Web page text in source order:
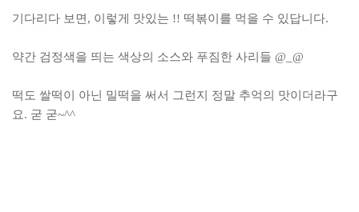
기다리다 보면, 이렇게 맛있는 !! 떡볶이를 먹을 수 있답니다.
약간 검정색을 띄는 색상의 소스와 푸짐한 사리들 @_@
떡도 쌀떡이 아닌 밀떡을 써서 그런지 정말 추억의 맛이더라구
요. 굳 굳~^^